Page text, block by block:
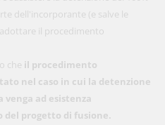
dell'incorporante (e salve le
il procedimento
che il procedimento
nel caso in cui la detenzione
ad esistenza
progetto di fusione.